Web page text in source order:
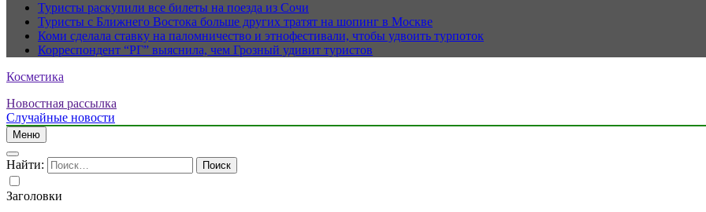
Туристы раскупили все билеты на поезда из Сочи
Туристы с Ближнего Востока больше других тратят на шопинг в Москве
Коми сделала ставку на паломничество и этнофестивали, чтобы удвоить турпоток
Корреспондент “РГ” выяснила, чем Грозный удивит туристов
Косметика
Новостная рассылка
Случайные новости
Меню
Найти:
Заголовки